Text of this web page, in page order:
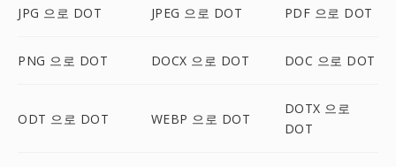
JPG 으로 DOT JPEG 으로 DOT PDF 으로 DOT
PNG 으로 DOT DOCX 으로 DOT DOC 으로 DOT
ODT 으로 DOT WEBP 으로 DOT
DOTX 으로
DOT